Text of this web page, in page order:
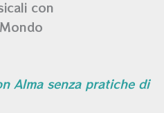
con
Alma senza pratiche di